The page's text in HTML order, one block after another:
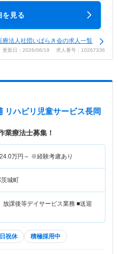
を見る
療法人社団いばらき会の求人一覧
更新日：2026/06/19 求人番号：10267336
リハビリ児童サービス長岡
業療法士募集！
24.0万円～ ※経験考慮あり
城町
放課後等デイサービス業務 ■送迎
祝休 積極採用中